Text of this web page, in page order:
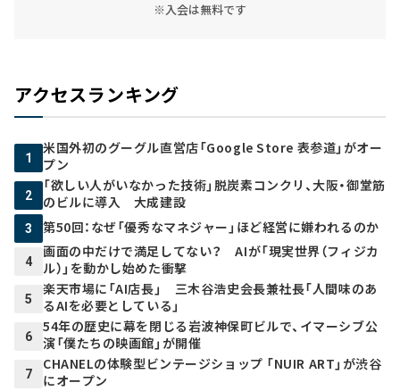
※入会は無料です
アクセスランキング
1
米国外初のグーグル直営店「Google Store 表参道」がオー
プン
2
「欲しい人がいなかった技術」脱炭素コンクリ、大阪・御堂筋
のビルに導入 大成建設
3 第50回：なぜ「優秀なマネジャー」ほど経営に嫌われるのか
4
画面の中だけで満足してない？ AIが「現実世界（フィジカ
ル）」を動かし始めた衝撃
5
楽天市場に「AI店長」 三木谷浩史会長兼社長「人間味のあ
るAIを必要としている」
6
54年の歴史に幕を閉じる岩波神保町ビルで、イマーシブ公
演「僕たちの映画館」が開催
7
CHANELの体験型ビンテージショップ 「NUIR ART」が渋谷
にオープン